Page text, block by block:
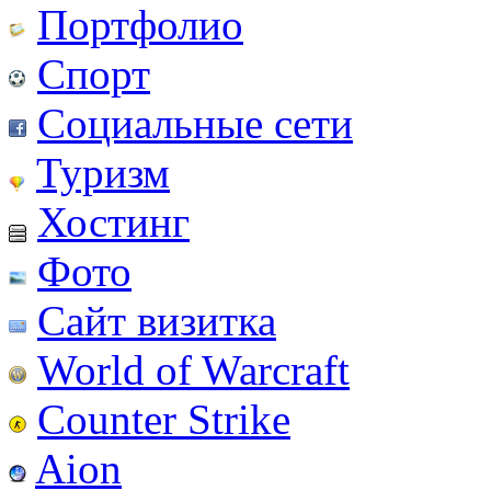
Портфолио
Спорт
Социальные сети
Туризм
Хостинг
Фото
Сайт визитка
World of Warcraft
Counter Strike
Aion